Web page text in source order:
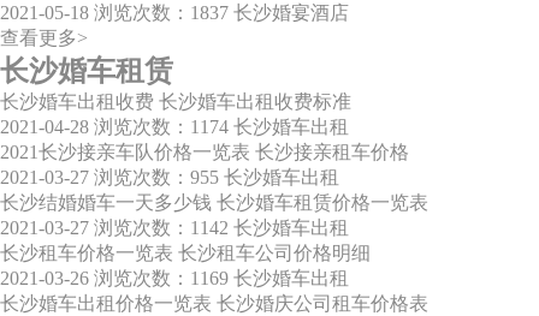
2021-05-18 浏览次数：1837 长沙婚宴酒店
查看更多>
长沙婚车租赁
长沙婚车出租收费 长沙婚车出租收费标准
2021-04-28 浏览次数：1174 长沙婚车出租
2021长沙接亲车队价格一览表 长沙接亲租车价格
2021-03-27 浏览次数：955 长沙婚车出租
长沙结婚婚车一天多少钱 长沙婚车租赁价格一览表
2021-03-27 浏览次数：1142 长沙婚车出租
长沙租车价格一览表 长沙租车公司价格明细
2021-03-26 浏览次数：1169 长沙婚车出租
长沙婚车出租价格一览表 长沙婚庆公司租车价格表